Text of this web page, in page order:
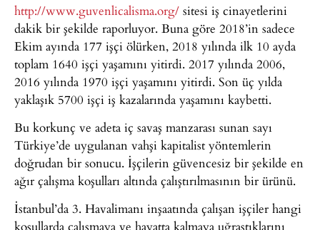
http://www.guvenlicalisma.org/ sitesi iş cinayetlerini
dakik bir şekilde raporluyor. Buna göre 2018’in sadece
Ekim ayında 177 işçi ölürken, 2018 yılında ilk 10 ayda
toplam 1640 işçi yaşamını yitirdi. 2017 yılında 2006,
2016 yılında 1970 işçi yaşamını yitirdi. Son üç yılda
yaklaşık 5700 işçi iş kazalarında yaşamını kaybetti.
Bu korkunç ve adeta iç savaş manzarası sunan sayı
Türkiye’de uygulanan vahşi kapitalist yöntemlerin
doğrudan bir sonucu. İşçilerin güvencesiz bir şekilde en
ağır çalışma koşulları altında çalıştırılmasının bir ürünü.
İstanbul’da 3. Havalimanı inşaatında çalışan işçiler hangi
koşullarda çalışmaya ve hayatta kalmaya uğraştıklarını